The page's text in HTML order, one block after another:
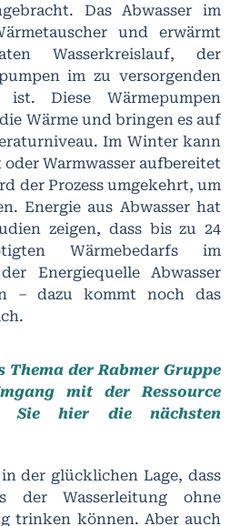
Das Abwasser im
und erwärmt
Wasserkreislauf, der
im zu versorgenden
ist. Diese Wärmepumpen
Wärme und bringen es auf
Im Winter kann
oder Warmwasser aufbereitet
der Prozess umgekehrt, um
Energie aus Abwasser hat
zeigen, dass bis zu 24
Wärmebedarfs im
Energiequelle Abwasser
– dazu kommt noch das
Thema der Rabmer Gruppe
mit der Ressource
Sie hier die nächsten
der glücklichen Lage, dass
der Wasserleitung ohne
trinken können. Aber auch